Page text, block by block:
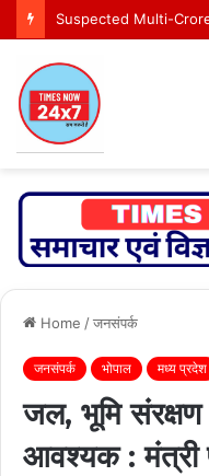
Home /जनसंपर्क
जनसंपर्क भोपाल मध्य प्रदेश
जल, भूमि
आवश्यक : मंत्री